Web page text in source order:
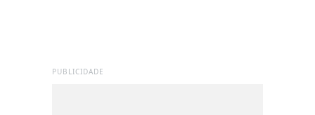
PUBLICIDADE